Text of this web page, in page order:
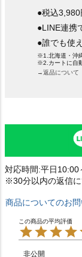
●税込
●LINE連携
●誰でも使
※1.北海道・沖
※2.カートに自
→返品について
対応時間:平日10:00
※30分以内の返信に
商品についてのお
非公開